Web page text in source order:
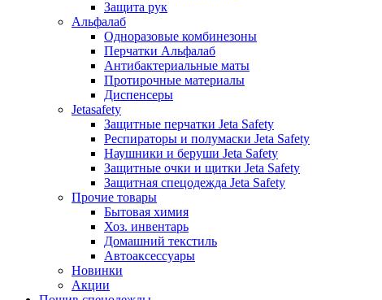
Защита рук
Альфалаб
Одноразовые комбинезоны
Перчатки Альфалаб
Антибактериальные маты
Протирочные материалы
Диспенсеры
Jetasafety
Защитные перчатки Jeta Safety
Респираторы и полумаски Jeta Safety
Наушники и беруши Jeta Safety
Защитные очки и щитки Jeta Safety
Защитная спецодежда Jeta Safety
Прочие товары
Бытовая химия
Хоз. инвентарь
Домашний текстиль
Автоаксессуары
Новинки
Акции